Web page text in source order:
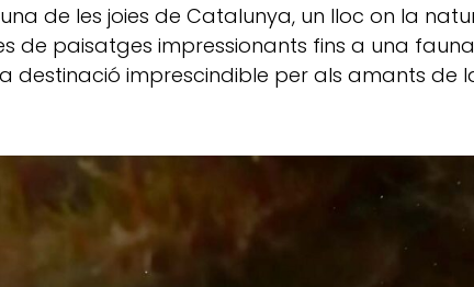
de les joies de Catalunya, un lloc on la
de paisatges impressionants fins a una
destinació imprescindible per als amants de